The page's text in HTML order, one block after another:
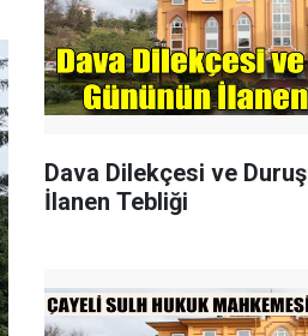
Dava Dilekçesi ve
İlanen Tebliği